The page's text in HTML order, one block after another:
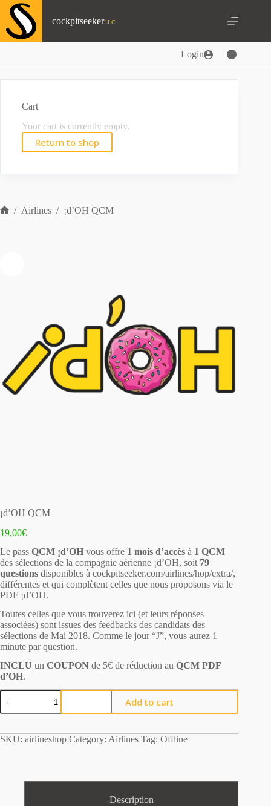
Skip
content
cockpitseeker
Login
/ Airlines / ¡d’OH QCM
¡d’OH QCM
19,00€
Le pass QCM ¡d’OH vous offre 1 mois d’accès à 1 QCM
des sélections de la compagnie aérienne ¡d’OH, soit 79
questions disponibles à cockpitseeker.com/airlines/hop/extra/,
différentes et qui complètent celles que nous proposons via le
PDF ¡d’OH.
Toutes celles que vous trouverez ici (et leurs réponses
associées) sont issues des feedbacks des candidats des
sélections de Mai 2018. Comme le jour “J”, vous aurez 1
minute par question.
INCLU un COUPON de 5€ de réduction au QCM PDF
d’OH.
¡d'OH
QCM
quantity
Add to cart
SKU: airlineshop Category: Airlines Tag: Offline
Description
Cart
Your cart is currently empty.
Return to shop